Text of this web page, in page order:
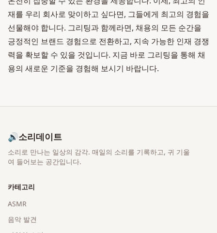
재를 우리 회사로 맞이하고 싶다면, 그들에게 최고의 경험을
선물해야 합니다. 그리팅과 함께라면, 채용의 모든 순간을
긍정적인 브랜드 경험으로 전환하고, 지속 가능한 인재 경쟁
력을 확보할 수 있을 것입니다. 지금 바로 그리팅을 통해 채
용의 새로운 기준을 경험해 보시기 바랍니다.
🔊소리데이트
소리로 만나는 일상의 감각. 매일의 소리를 기록하고, 귀 기울
여 들어보는 공간입니다.
카테고리
ASMR
음악 발견